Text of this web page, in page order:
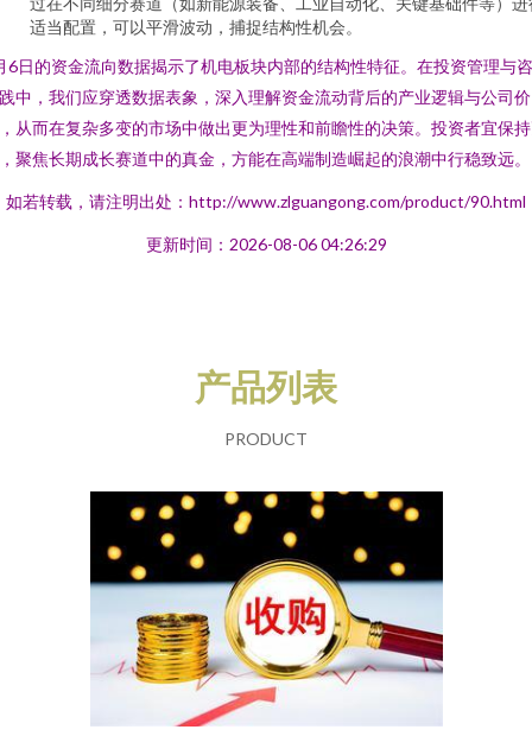
适当配置，可以平滑波动，捕捉结构性机会。
6日的资金流向数据揭示了机电板块内部的结构性特征。在投资管理与
中，我们应穿透数据表象，深入理解资金流动背后的产业逻辑与公司价
从而在复杂多变的市场中做出更为理性和前瞻性的决策。投资者宜保
聚焦长期成长赛道中的真金，方能在高端制造崛起的浪潮中行稳致远。
如若转载，请注明出处：http://www.zlguangong.com/product/90.html
更新时间：2026-08-06 04:26:29
产品列表
PRODUCT